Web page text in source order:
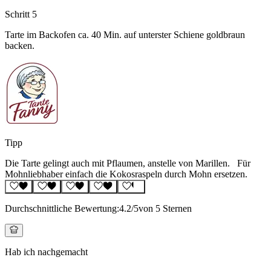
Schritt 5
Tarte im Backofen ca. 40 Min. auf unterster Schiene goldbraun
backen.
Tipp
Die Tarte gelingt auch mit Pflaumen, anstelle von Marillen. Für
Mohnliebhaber einfach die Kokosraspeln durch Mohn ersetzen.
Durchschnittliche Bewertung:4.2/5von 5 Sternen
Hab ich nachgemacht